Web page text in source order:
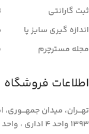
ثبت گارانتی
اندازه گیری سایز پا
مجله مسترچرم
اطلاعات فروشگاه
تهـــران، میدان
1393 واحد 4 اداری ، واحد 2 انبار